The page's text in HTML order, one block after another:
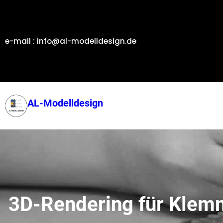
springen
e-mail : info@al-modelldesign.de
AL-Modelldesign
3D-Rendering für